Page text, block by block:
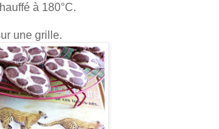
à 180°C.
une grille.